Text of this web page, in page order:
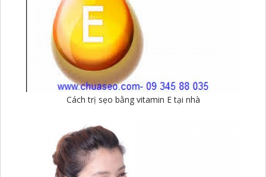
Cách trị sẹo bằng vitamin E tại nhà